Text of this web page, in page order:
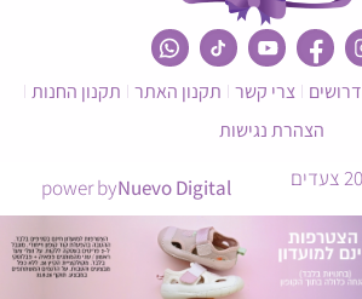
דרושים צרי קשר תקנון האתר תקנון החנות
הצהרת נגישות
כל הזכויות שמורות © 2022 צעדים power byNuevo Digital